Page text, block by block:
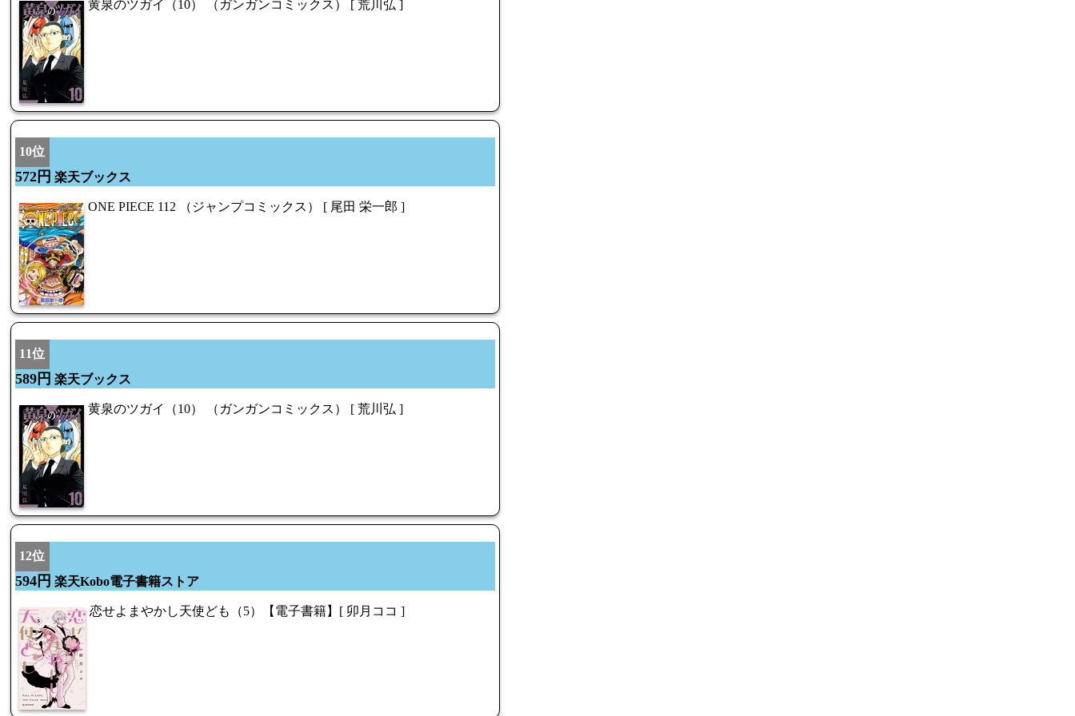
黄泉のツガイ（10） （ガンガンコミックス） [ 荒川弘 ]
10位
572円 楽天ブックス
ONE PIECE 112 （ジャンプコミックス） [ 尾田 栄一郎 ]
11位
589円 楽天ブックス
黄泉のツガイ（10） （ガンガンコミックス） [ 荒川弘 ]
12位
594円 楽天Kobo電子書籍ストア
恋せよまやかし天使ども（5）【電子書籍】[ 卯月ココ ]